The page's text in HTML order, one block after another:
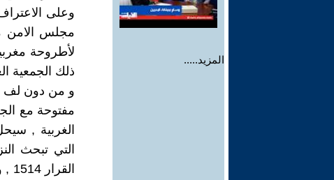
المزيد.....
وعلى
مجلس الامن
لأطروحة
ذلك الجمعية العامة (
مفتوحة مع
الغربية ,